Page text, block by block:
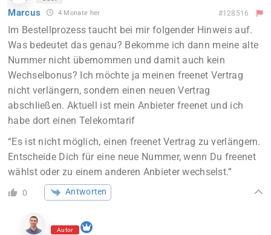
Marcus 4 Monate her #128516
Im Bestellprozess taucht bei mir folgender Hinweis auf.
Was bedeutet das genau? Bekomme ich dann meine alte
Nummer nicht übernommen und damit auch kein
Wechselbonus? Ich möchte ja meinen freenet Vertrag
nicht verlängern, sondern einen neuen Vertrag
abschließen. Aktuell ist mein Anbieter freenet und ich
habe dort einen Telekomtarif
“Es ist nicht möglich, einen freenet Vertrag zu verlängern.
Entscheide Dich für eine neue Nummer, wenn Du freenet
wählst oder zu einem anderen Anbieter wechselst.”
0 Antworten
Autor